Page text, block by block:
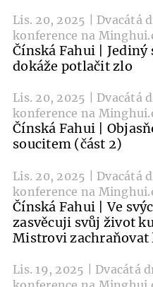
Lis. 20, 2025 | Dvacátá
konference na
Čínská Fahui |
dokáže potlačit zlo
Lis. 20, 2025 | Dvacátá
konference na
Čínská Fahui |
soucitem (část 2)
Lis. 20, 2025 | Dvacátá
konference na
Čínská Fahui | Ve
zasvěcuji svůj život
Mistrovi
Lis. 19, 2025 | Dvacátá